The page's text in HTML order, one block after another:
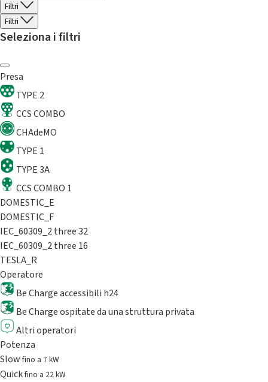
Filtri
Filtri
Seleziona i filtri
Presa
TYPE 2
CCS COMBO
CHAdeMO
TYPE 1
TYPE 3A
CCS COMBO 1
DOMESTIC_E
DOMESTIC_F
IEC_60309_2 three 32
IEC_60309_2 three 16
TESLA_R
Operatore
Be Charge accessibili h24
Be Charge ospitate da una struttura privata
Altri operatori
Potenza
Slowfino a 7 kW
Quickfino a 22 kW